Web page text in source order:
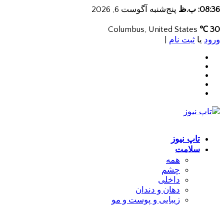
08:36: ب.ظ پنج‌شنبه آگوست 6, 2026
30 ℃
ورود یا ثبت نام
تاپ نیوز
سلامت
همه
چشم
داخلی
دهان و دندان
زیبایی و پوست و مو